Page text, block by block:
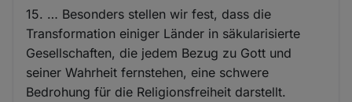
15. … Besonders stellen wir fest, dass die
Transformation einiger Länder in säkularisierte
Gesellschaften, die jedem Bezug zu Gott und
seiner Wahrheit fernstehen, eine schwere
Bedrohung für die Religionsfreiheit darstellt.